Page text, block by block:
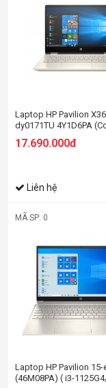
Laptop HP Pavilion
dy0171TU 4Y1D6PA
1125G4 | 4GB | 512GB |
| 14 inch FHD | Win 10 |
17.690.000đ
Liên hệ
MÃ SP: 0
Laptop HP Pavilion 15-
(46M08PA) ( i3-